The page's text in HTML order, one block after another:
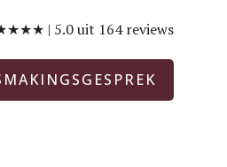
| 5.0 uit 164 reviews